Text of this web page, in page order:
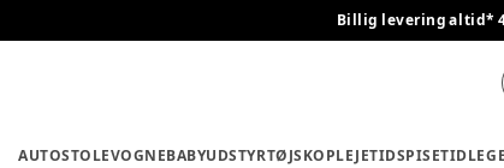
Billig levering altid*
AUTOSTOLEVOGNEBABYUDSTYRTØJSKOPLEJETIDSPISETID